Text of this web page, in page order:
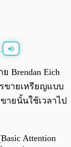
Brendan Eich
ขายเหรียญแบบ
ายนั้นใช้เวลาไป
Attention